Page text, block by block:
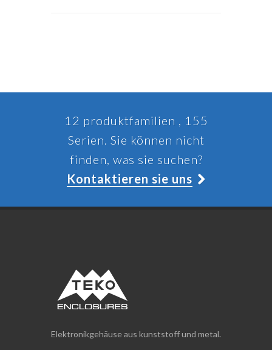
12 produktfamilien , 155
Serien. Sie können nicht
finden, was sie suchen?
Kontaktieren sie uns
Elektronikgehäuse aus kunststoff und metal.